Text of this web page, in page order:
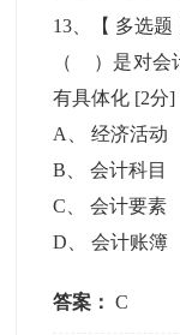
13 、【 多选题
（ ）是对会
有具体化 [2分]
A
、经济活动
B 、会计科目
C 、会计要素
D 、会计账簿
答案： C